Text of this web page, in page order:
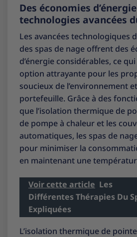
Des économies
technologies avancées
Les avancées technologiques
des spas de nage offrent des
d’énergie considérables, ce
option attrayante pour les
soucieux de l’environnement
portefeuille. Grâce à des
que l’isolation thermique de
de pompe à chaleur et les
automatiques, les spas de
pour minimiser la
en maintenant une
Voir cette article Les
Différentes Thérapies Du
Expliquées
L’isolation thermique de